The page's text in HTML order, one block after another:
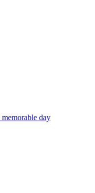
day